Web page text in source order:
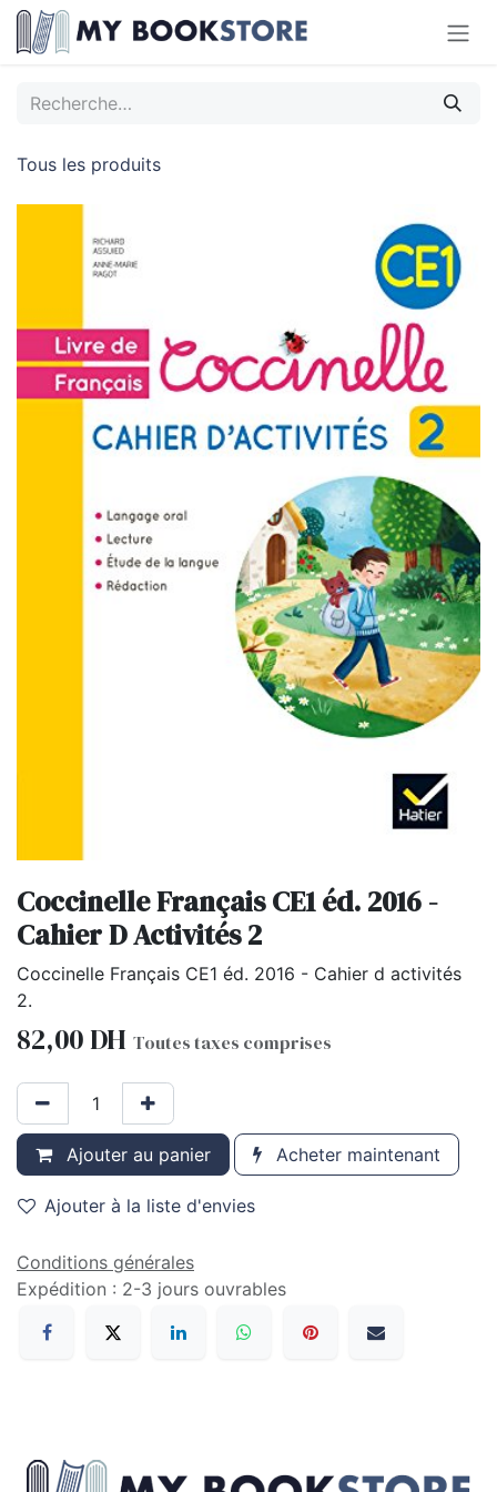
Se rendre au contenu
Tous les produits
Coccinelle Français CE1 éd. 2016 -
Cahier D Activités 2
Coccinelle Français CE1 éd. 2016 - Cahier d activités
2.
82,00DH Toutes taxes comprises
Ajouter au panier Acheter maintenant
Ajouter à la liste d'envies
Conditions générales
Expédition : 2-3 jours ouvrables